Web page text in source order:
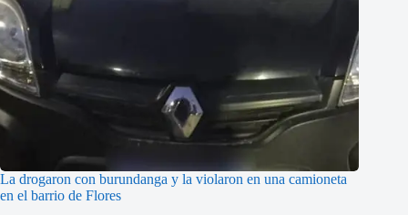
La drogaron con burundanga y la violaron en una camioneta
en el barrio de Flores